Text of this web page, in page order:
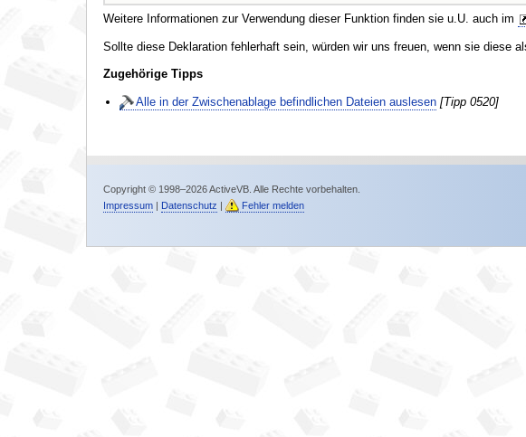
Weitere Informationen zur Verwendung dieser Funktion finden sie u.U. auch im
Sollte diese Deklaration fehlerhaft sein, würden wir uns freuen, wenn sie diese
Zugehörige Tipps
Alle in der Zwischenablage befindlichen Dateien auslesen [Tipp 0520]
Copyright © 1998–2026 ActiveVB. Alle Rechte vorbehalten.
Impressum| Datenschutz Fehler melden